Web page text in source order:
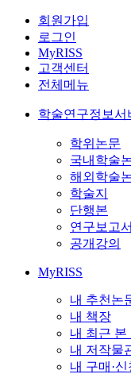
회원가입
로그인
MyRISS
고객센터
전체메뉴
학술연구정보서
학위논문
국내학술
해외학술
학술지
단행본
연구보고서
공개강의
MyRISS
내 추천논
내 책장
내 최근 본
내 저작물
내 구매·